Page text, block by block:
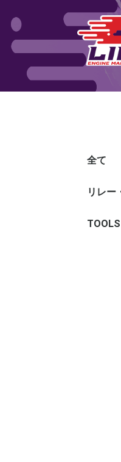
全て
リレー
リレー
リレー
ヒュー
ブレー
ブレー
TOOLS